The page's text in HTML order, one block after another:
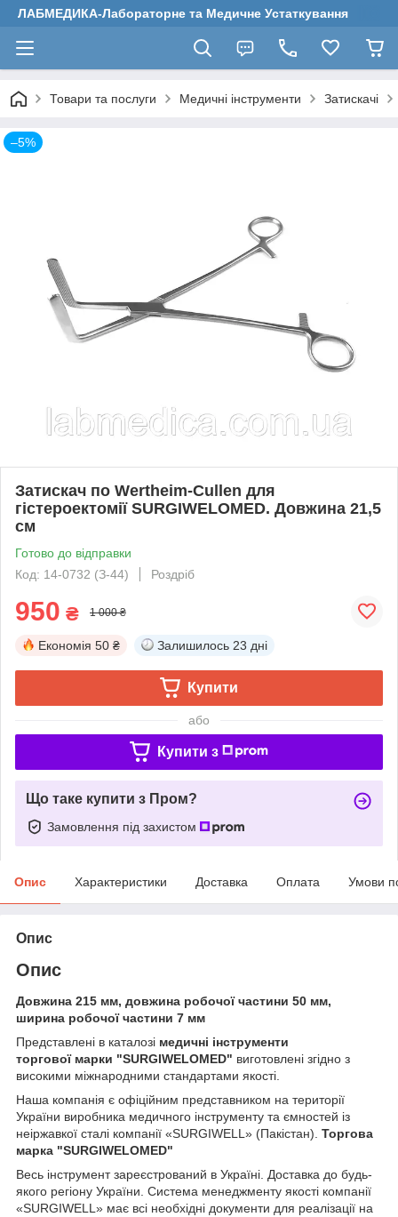
ЛАБМЕДИКА-Лабораторне та Медичне Устаткування
Товари та послуги Медичні інструменти Затискачі
–5%
Затискач по Wertheim-Cullen для
гістероектомії SURGIWELOMED. Довжина 21,5
см
Готово до відправки
Код: 14-0732 (З-44)
Роздріб
950 ₴ 1 000 ₴
Економія 50 ₴ Залишилось 23 дні
Купити
або
Купити з
Що таке купити з Пром?
Замовлення під захистом
Опис Характеристики Доставка Оплата Умови
Опис
Опис
Довжина 215 мм, довжина робочої частини 50 мм,
ширина робочої частини 7 мм
Представлені в каталозі медичні інструменти
торгової марки "SURGIWELOMED" виготовлені згідно з
високими міжнародними стандартами якості.
Наша компанія є офіційним представником на території
України виробника медичного інструменту та ємностей із
неіржавкої сталі компанії «SURGIWELL» (Пакістан). Торгова
марка "SURGIWELOMED"
Весь інструмент зареєстрований в Україні. Доставка до будь-
якого регіону України. Система менеджменту якості компанії
«SURGIWELL» має всі необхідні документи для реалізації на